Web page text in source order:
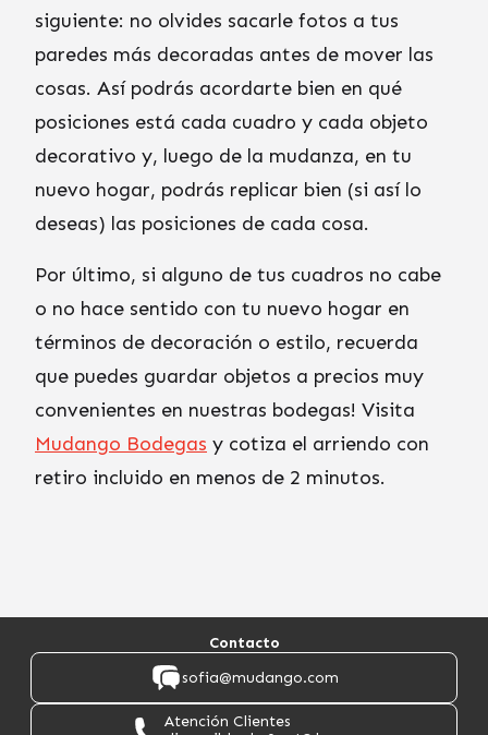
siguiente: no olvides sacarle fotos a tus
paredes más decoradas antes de mover las
cosas. Así podrás acordarte bien en qué
posiciones está cada cuadro y cada objeto
decorativo y, luego de la mudanza, en tu
nuevo hogar, podrás replicar bien (si así lo
deseas) las posiciones de cada cosa.
Por último, si alguno de tus cuadros no cabe
o no hace sentido con tu nuevo hogar en
términos de decoración o estilo, recuerda
que puedes guardar objetos a precios muy
convenientes en nuestras bodegas! Visita
Mudango Bodegas y cotiza el arriendo con
retiro incluido en menos de 2 minutos.
Contacto
sofia@mudango.com
Atención Clientes